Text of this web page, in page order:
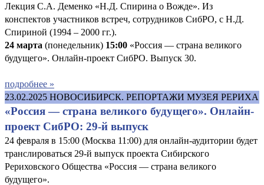
Лекция С.А. Деменко «Н.Д. Спирина о Вожде». Из
конспектов участников встреч, сотрудников СибРО, с Н.Д.
Спириной (1994 – 2000 гг.).
24 марта (понедельник) 15:00 «Россия — страна великого
будущего». Онлайн-проект СибРО. Выпуск 30.
подробнее »
23.02.2025 НОВОСИБИРСК. РЕПОРТАЖИ МУЗЕЯ РЕРИХА
«Россия — страна великого будущего». Онлайн-
проект СибРО: 29-й выпуск
24 февраля в 15:00 (Москва 11:00) для онлайн-аудитории будет
транслироваться 29-й выпуск проекта Сибирского
Рериховского Общества «Россия — страна великого
будущего».